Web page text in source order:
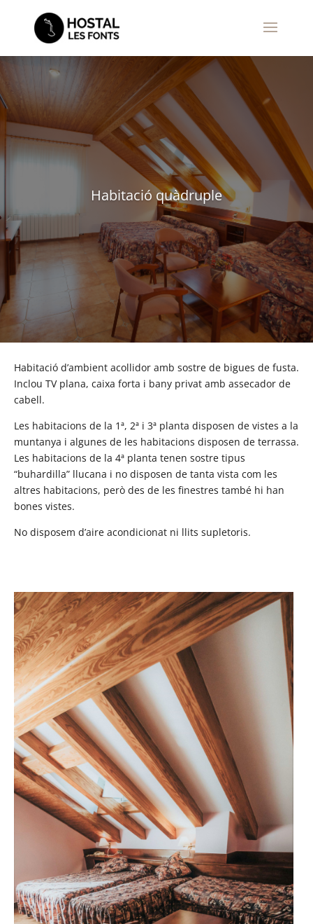
Habitació quàdruple
Habitació d’ambient acollidor amb sostre de bigues de fusta.
Inclou TV plana, caixa forta i bany privat amb assecador de
cabell.
Les habitacions de la 1ª, 2ª i 3ª planta disposen de vistes a la
muntanya i algunes de les habitacions disposen de terrassa.
Les habitacions de la 4ª planta tenen sostre tipus
“buhardilla” llucana i no disposen de tanta vista com les
altres habitacions, però des de les finestres també hi han
bones vistes.
No disposem d’aire acondicionat ni llits supletoris.